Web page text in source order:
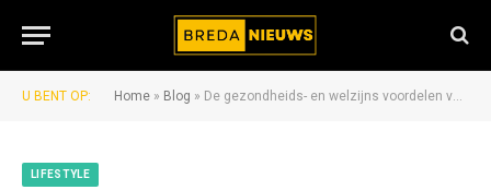
U BENT OP: Home » Blog » De gezondheids- en welzijns voordelen van een jacuzzi kopen van Elite Wellness
LIFESTYLE